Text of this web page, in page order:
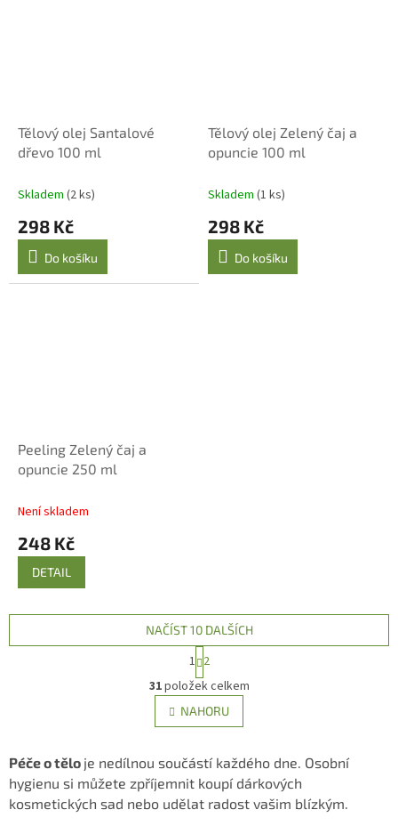
Tělový olej Santalové
dřevo 100 ml
Skladem (2 ks)
298 Kč
Do košíku
Tělový olej Zelený čaj a
opuncie 100 ml
Skladem (1 ks)
298 Kč
Do košíku
Peeling Zelený čaj a
opuncie 250 ml
Není skladem
248 Kč
DETAIL
O
v
l
á
a
c
í
p
NAČÍST 10 DALŠÍCH
S
t
r
á
n
k
v
á
n
í
1 2
31položek celkem
NAHORU
Péče o tělo je nedílnou součástí každého dne. Osobní
hygienu si můžete zpříjemnit koupí dárkových
kosmetických sad nebo udělat radost vašim blízkým.